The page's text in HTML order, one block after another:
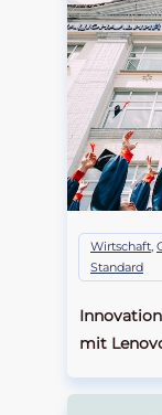
Wirtschaft,
Standard
mit